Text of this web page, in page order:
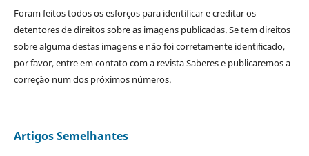
Foram feitos todos os esforços para identificar e creditar os
detentores de direitos sobre as imagens publicadas. Se tem direitos
sobre alguma destas imagens e não foi corretamente identificado,
por favor, entre em contato com a revista Saberes e publicaremos a
correção num dos próximos números.
Artigos Semelhantes